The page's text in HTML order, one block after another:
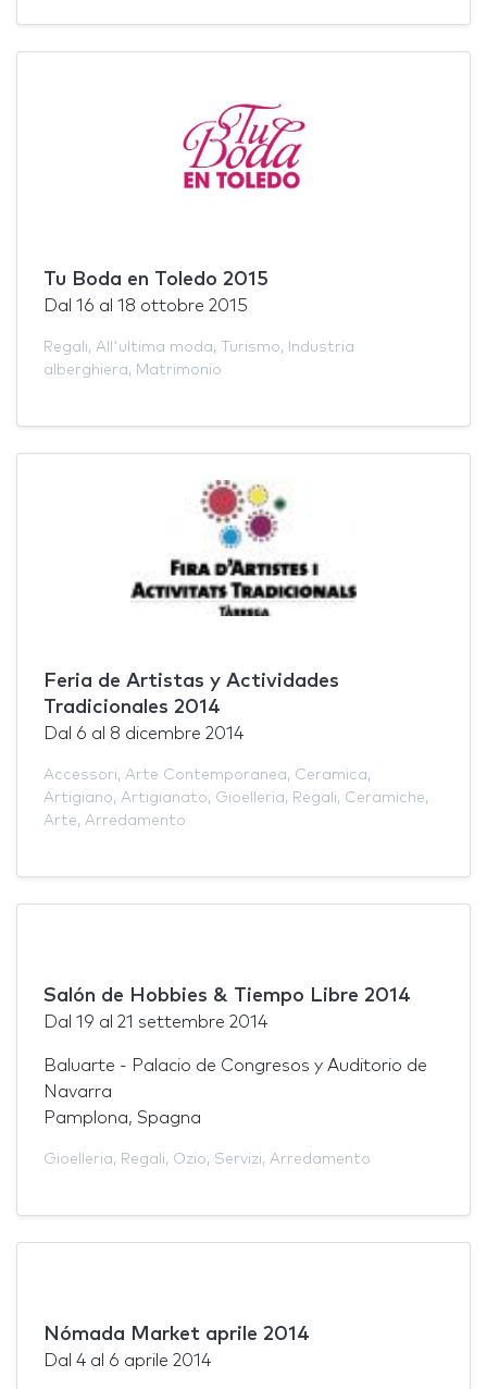
Tu Boda en Toledo 2015
Dal 16 al 18 ottobre 2015
Regali, All'ultima moda, Turismo,
Industria
alberghiera, Matrimonio
Feria de Artistas y Actividades
Tradicionales 2014
Dal 6 al 8 dicembre 2014
Accessori, Arte Contemporanea, Ceramica,
Artigiano, Artigianato, Gioelleria, Regali, Ceramiche,
Arte, Arredamento
Salón de Hobbies & Tiempo Libre 2014
Dal 19 al 21 settembre 2014
Baluarte - Palacio de Congresos y Auditorio de
Navarra
Pamplona, Spagna
Gioelleria, Regali, Ozio, Servizi, Arredamento
Nómada Market aprile 2014
Dal 4 al 6 aprile 2014